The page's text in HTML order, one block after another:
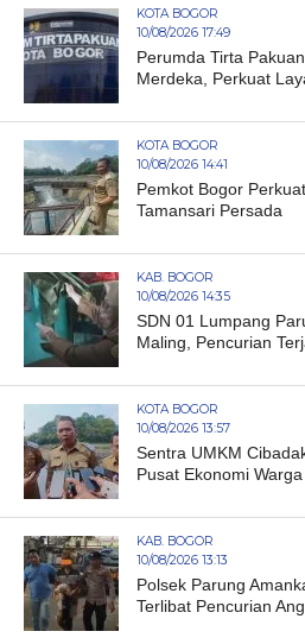
KOTA BOGOR
10/08/2026 17:49
Perumda Tirta
Merdeka, Perkuat
KOTA BOGOR
10/08/2026 14:41
Pemkot Bogor
Tamansari Persada
KAB. BOGOR
10/08/2026 14:35
SDN 01 Lumpang
Maling, Pencurian
KOTA BOGOR
10/08/2026 13:57
Sentra UMKM
Pusat Ekonomi Warga
KAB. BOGOR
10/08/2026 13:13
Polsek Parung
Terlibat Pencurian